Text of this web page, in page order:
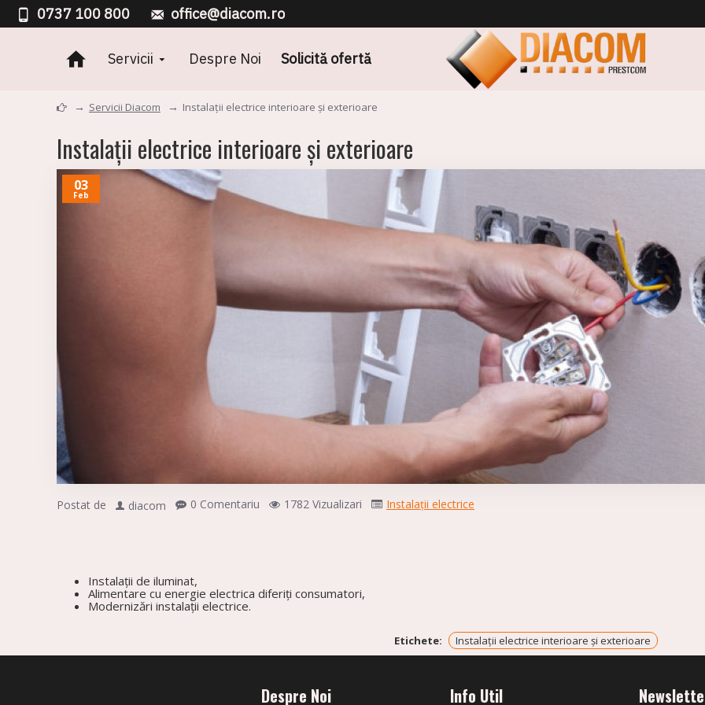
0737 100 800 office@diacom.ro
Servicii Despre Noi Solicită ofertă
Servicii Diacom Instalații electrice interioare și exterioare
Instalații electrice interioare și exterioare
03
Feb
Postat de diacom 0 Comentariu 1782 Vizualizari Instalații electrice
Instalații de iluminat,
Alimentare cu energie electrica diferiți consumatori,
Modernizări instalații electrice.
Etichete: Instalații electrice interioare și exterioare
Despre Noi Info Util